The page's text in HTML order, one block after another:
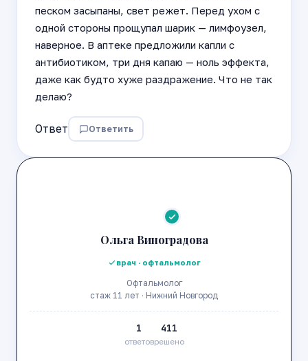
песком засыпаны, свет режет. Перед ухом с
одной стороны прощупал шарик — лимфоузел,
наверное. В аптеке предложили капли с
антибиотиком, три дня капаю — ноль эффекта,
даже как будто хуже раздражение. Что не так
делаю?
Ответ Ответить
Ольга Виноградова
врач · офтальмолог
Офтальмолог
стаж 11 лет · Нижний Новгород
1
ответов
411
решено